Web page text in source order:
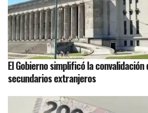
El Gobierno simplificó la
secundarios extranjeros